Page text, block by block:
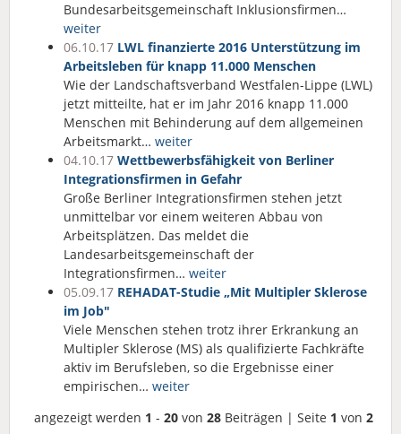
Bundesarbeitsgemeinschaft Inklusionsfirmen…
weiter
06.10.17 LWL finanzierte 2016 Unterstützung im
Arbeitsleben für knapp 11.000 Menschen
Wie der Landschaftsverband Westfalen-Lippe (LWL)
jetzt mitteilte, hat er im Jahr 2016 knapp 11.000
Menschen mit Behinderung auf dem allgemeinen
Arbeitsmarkt… weiter
04.10.17 Wettbewerbsfähigkeit von Berliner
Integrationsfirmen in Gefahr
Große Berliner Integrationsfirmen stehen jetzt
unmittelbar vor einem weiteren Abbau von
Arbeitsplätzen. Das meldet die
Landesarbeitsgemeinschaft der
Integrationsfirmen… weiter
05.09.17 REHADAT-Studie „Mit Multipler Sklerose
im Job"
Viele Menschen stehen trotz ihrer Erkrankung an
Multipler Sklerose (MS) als qualifizierte Fachkräfte
aktiv im Berufsleben, so die Ergebnisse einer
empirischen… weiter
angezeigt werden 1 - 20 von 28 Beiträgen | Seite 1 von 2